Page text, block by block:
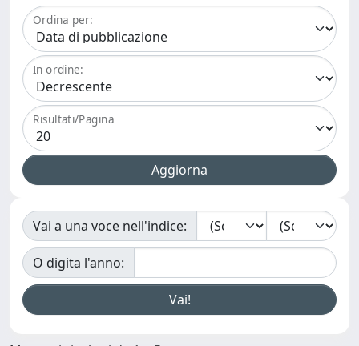
Ordina per:
In ordine:
Risultati/Pagina
Vai a una voce nell'indice:
O digita l'anno: